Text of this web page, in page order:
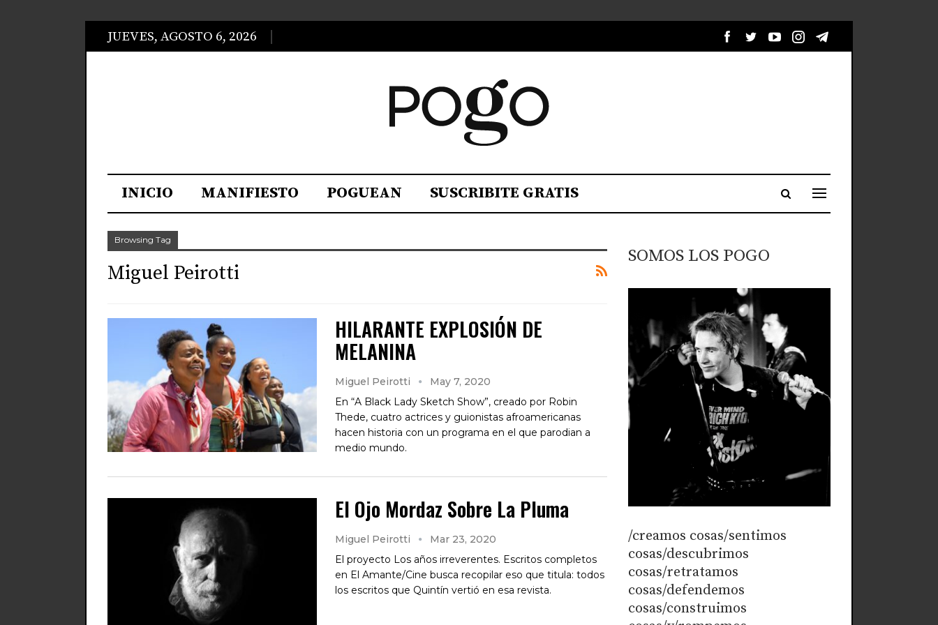
JUEVES, AGOSTO 6, 2026
INICIO MANIFIESTO POGUEAN SUSCRIBITE GRATIS
Browsing Tag
Miguel Peirotti
HILARANTE EXPLOSIÓN DE
MELANINA
Miguel Peirotti
May 7, 2020
En “A Black Lady Sketch Show”, creado por Robin
Thede, cuatro actrices y guionistas afroamericanas
hacen historia con un programa en el que parodian a
medio mundo.
El Ojo Mordaz Sobre La Pluma
Miguel Peirotti
Mar 23, 2020
El proyecto Los años irreverentes. Escritos completos
en El Amante/Cine busca recopilar eso que titula: todos
los escritos que Quintín vertió en esa revista.
SOMOS LOS POGO
/creamos cosas/sentimos
cosas/descubrimos
cosas/retratamos
cosas/defendemos
cosas/construimos